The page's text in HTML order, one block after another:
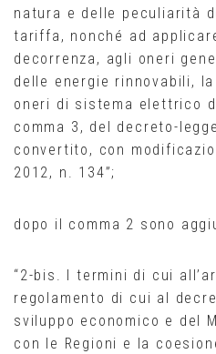
natura e delle peculiarità
tariffa, nonché ad
decorrenza, agli oneri
delle energie rinnovabili,
oneri di sistema elettrico
comma 3, del decreto-
convertito, con
2012, n. 134”;
dopo il comma 2 sono
“2-bis. I termini di cui
regolamento di cui al
sviluppo economico e del
con le Regioni e la